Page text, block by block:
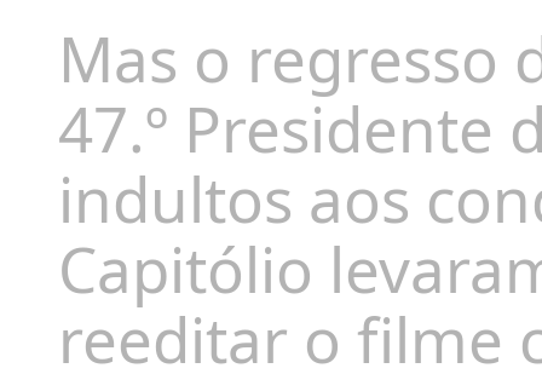
Mas o regresso
47.º Presidente
indultos aos
Capitólio
reeditar o filme